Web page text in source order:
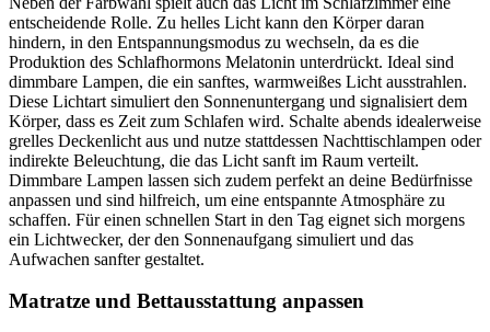
entscheidende Rolle. Zu helles Licht kann den Körper daran
hindern, in den Entspannungsmodus zu wechseln, da es die
Produktion des Schlafhormons Melatonin unterdrückt. Ideal sind
dimmbare Lampen, die ein sanftes, warmweißes Licht ausstrahlen.
Diese Lichtart simuliert den Sonnenuntergang und signalisiert dem
Körper, dass es Zeit zum Schlafen wird. Schalte abends idealerweise
grelles Deckenlicht aus und nutze stattdessen Nachttischlampen oder
indirekte Beleuchtung, die das Licht sanft im Raum verteilt.
Dimmbare Lampen lassen sich zudem perfekt an deine Bedürfnisse
anpassen und sind hilfreich, um eine entspannte Atmosphäre zu
schaffen. Für einen schnellen Start in den Tag eignet sich morgens
ein Lichtwecker, der den Sonnenaufgang simuliert und das
Aufwachen sanfter gestaltet.
Matratze und Bettausstattung anpassen